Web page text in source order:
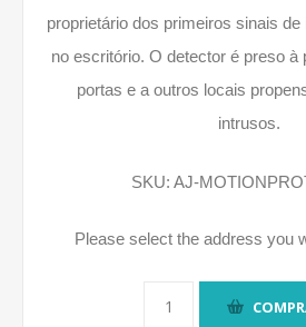
proprietário dos primeiros sinais
no escritório. O detector é preso à
portas e a outros locais
intrusos.
SKU: AJ-
Please select the address you